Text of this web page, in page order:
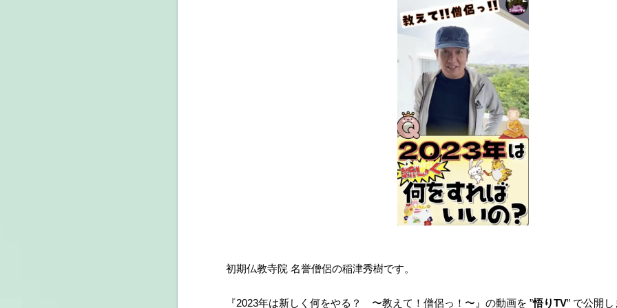
初期仏教寺院 名誉僧侶の稲津秀樹です。
『2023年は新しく何をやる？ 〜教えて！僧侶っ！〜』の動画を ”悟りTV” で公開し